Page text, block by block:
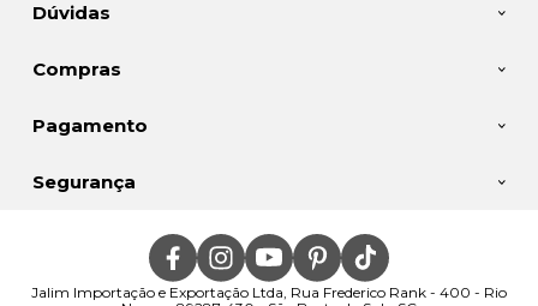
Dúvidas
Compras
Pagamento
Segurança
Jalim Importação e Exportação Ltda, Rua Frederico Rank - 400 - Rio